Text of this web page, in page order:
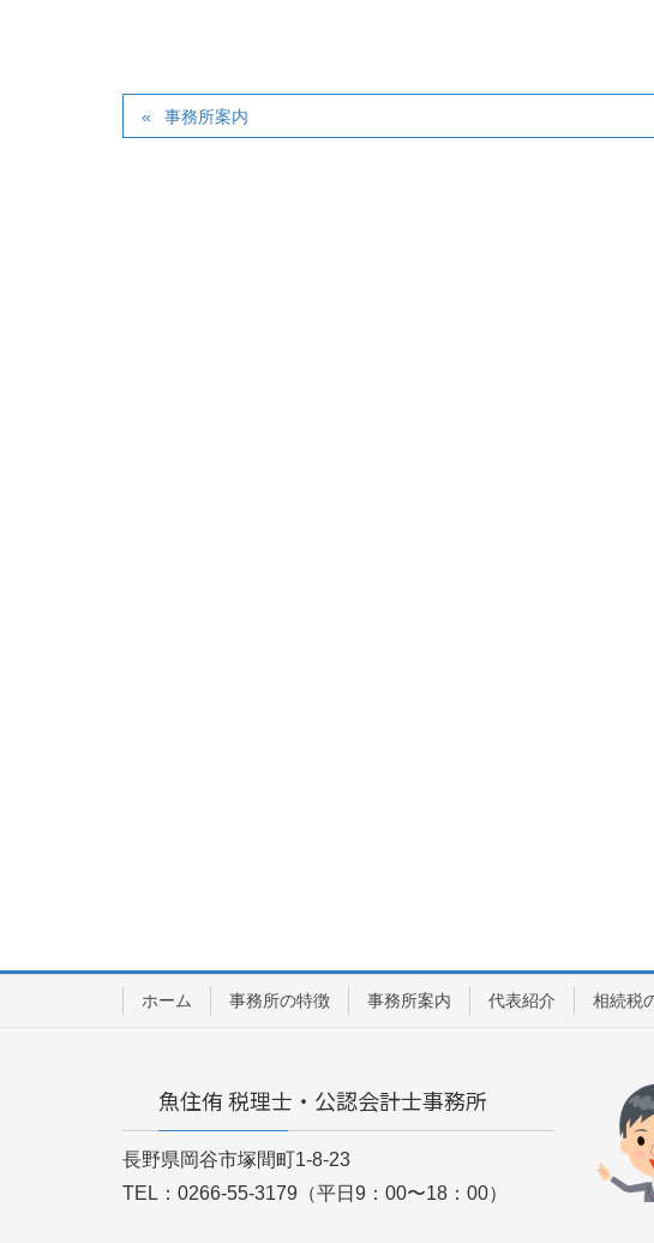
事務所案内
ホーム 事務所の特徴 事務所案内 代表紹介 相続税
魚住侑 税理士・公認会計士事務所
長野県岡谷市塚間町1-8-23
TEL：0266-55-3179（平日9：00〜18：00）